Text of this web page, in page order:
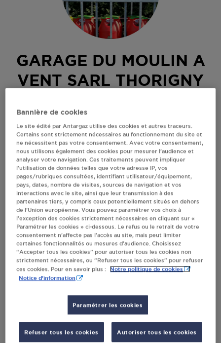
GARAGE DU MOULIN A
VENT SARL THORIGNY
11, ROUTE DE NOGENT
.
89260THORIGNY SUR OREUSE
Revendeur de bouteilles de gaz
S'Y RENDRE
AFFICHER LE TÉLÉPHONE
RECEVOIR LES COORDONNÉES DU REVENDEUR
En cliquant sur « S’y rendre », j’autorise le traitement
d’informations (dont mon adresse IP) et leur transfert hors UE
par Google Maps afin d’afficher la carte.
Accès
Bannière de cookies
Le site édité par Antargaz utilise des cookies et autres traceurs.
Certains sont strictement nécessaires au fonctionnement du site et
ne nécessitent pas votre consentement. Avec votre consentement,
nous utilisons également des cookies pour mesurer l’audience et
analyser votre navigation. Ces traitements peuvent impliquer
l’utilisation de données telles que votre adresse IP, vos
pages/rubriques consultées, identifiant utilisateur/équipement,
pays, dates, nombre de visites, sources de navigation et vos
interactions avec le site, ainsi que leur transmission à des
partenaires tiers, y compris ceux potentiellement situés en dehors
de l’Union européenne. Vous pouvez paramétrer vos choix à
l’exception des cookies strictement nécessaires en cliquant sur «
Paramétrer les cookies » ci-dessous. Le refus ou le retrait de votre
consentement n’affecte pas l’accès au site, mais peut limiter
certaines fonctionnalités ou mesures d’audience. Choisissez
“Accepter tous les cookies” pour autoriser tous les cookies non
strictement nécessaires, ou “Refuser tous les cookies” pour refuser
ces cookies. Pour en savoir plus :
Notre politique de cookies
Notice d'information
Paramétrer les cookies
Refuser tous les cookies Autoriser tous les cookies